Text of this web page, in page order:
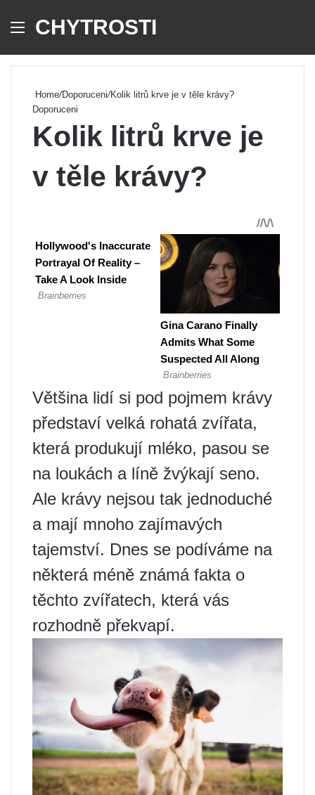
Menu
CHYTROSTI
Home/Doporuceni/Kolik litrů krve je v těle krávy?
Doporuceni
Kolik litrů krve je
v těle krávy?
Většina lidí si pod pojmem krávy
představí velká rohatá zvířata,
která produkují mléko, pasou se
na loukách a líně žvýkají seno.
Ale krávy nejsou tak jednoduché
a mají mnoho zajímavých
tajemství. Dnes se podíváme na
některá méně známá fakta o
těchto zvířatech, která vás
rozhodně překvapí.